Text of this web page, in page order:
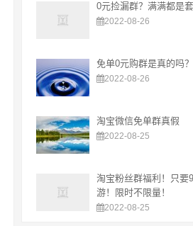
0元捡漏群？满满都是套
2022-08-26
免单0元购群是真的吗？
2022-08-26
淘宝微信免单群真假
2022-08-25
淘宝粉丝群福利！只要
游！限时不限量！
2022-08-25